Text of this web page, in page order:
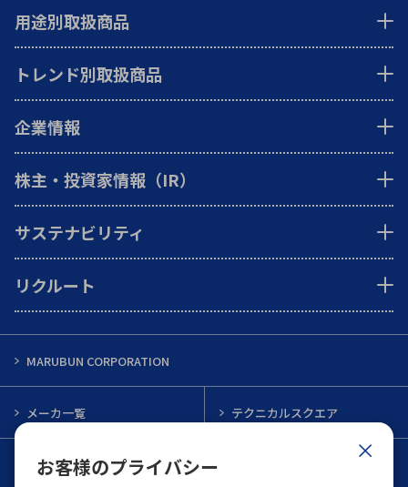
お客様のプライバシー
用途別取扱商品
トレンド別取扱商品
企業情報
株主・投資家情報（IR）
サステナビリティ
リクルート
MARUBUN CORPORATION
メーカ一覧 テクニカルスクエア
インフォメーション